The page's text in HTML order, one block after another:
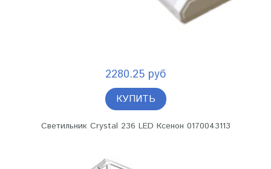
2280.25 руб
КУПИТЬ
Светильник Crystal 236 LED Ксенон 0170043113